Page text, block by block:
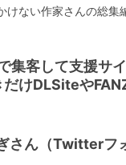
けない作家さんの総集
集客して支援サ
けDLSiteや
ん（Twitterフ